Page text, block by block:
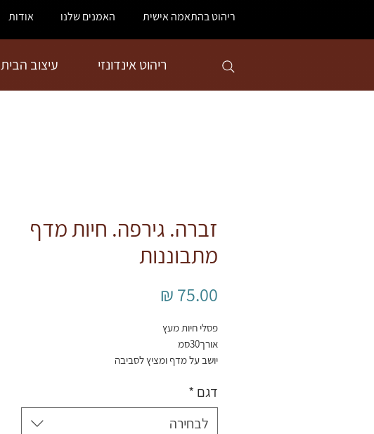
ריהוט בהתאמה אישית האמנים שלנו אודות
ריהוט אינדונזי עיצוב הבית
זברה. גירפה. חיות מדף
מתבוננות
פסלי חיות מעץ
אורך30סמ
יושב על מדף ומציץ לסביבה
דגם *
לבחירה